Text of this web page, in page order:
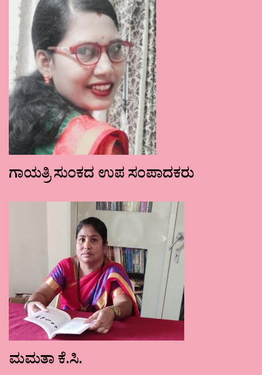
ಗಾಯತ್ರಿ ಸುಂಕದ ಉಪ ಸಂಪಾದಕರು
ಮಮತಾ ಕೆ.ಸಿ.